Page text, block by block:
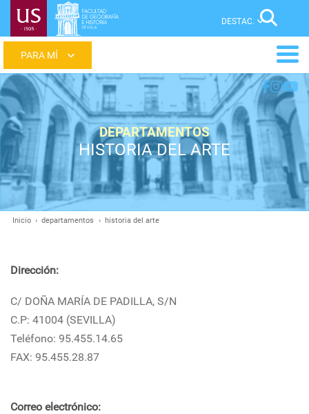
Pasar
menu
DEPARTAMENTOS
HISTORIA DEL ARTE
Ruta
navegación
Inicio departamentos historia del arte
Dirección:
C/ DOÑA MARÍA DE PADILLA, S/N
C.P: 41004 (SEVILLA)
Teléfono: 95.455.14.65
FAX: 95.455.28.87
Correo electrónico: